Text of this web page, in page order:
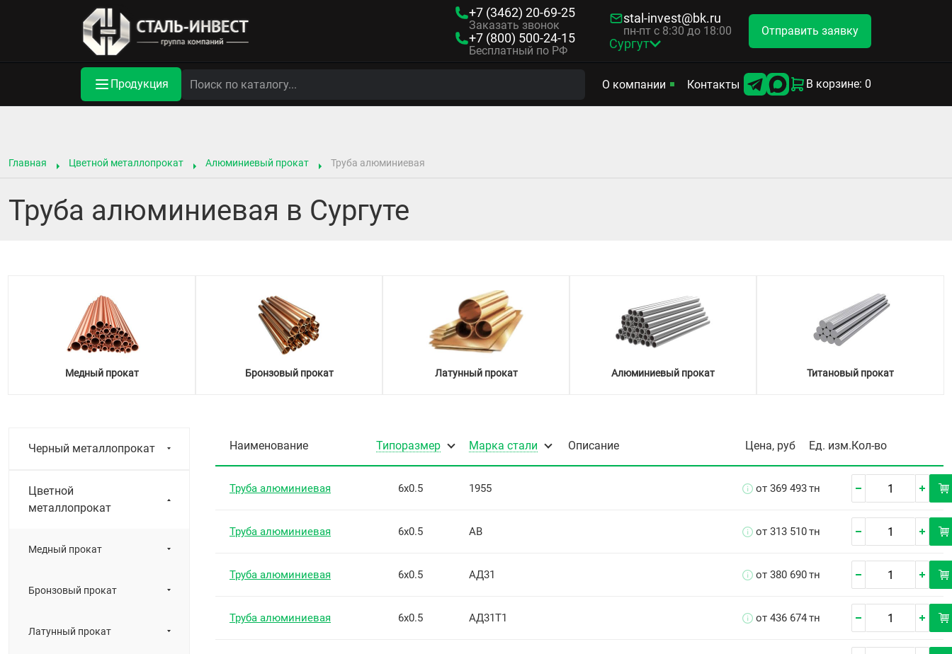
+7 (3462) 20-69-25
Заказать звонок
+7 (800) 500-24-15
Бесплатный по РФ
stal-invest@bk.ru
пн-пт с 8:30 до 18:00
Сургут
Отправить заявку
Продукция О компании Контакты В корзине: 0
Главная Цветной металлопрокат Алюминиевый прокат Труба алюминиевая
Труба алюминиевая в Сургуте
Медный прокат Бронзовый прокат Латунный прокат Алюминиевый прокат Титановый прокат
Черный металлопрокат
Цветной
металлопрокат
Медный прокат
Бронзовый прокат
Латунный прокат
Наименование Типоразмер Марка стали Описание Цена, руб Ед. изм. Кол-во
Труба алюминиевая 6х0.5 1955 от 369 493тн
Труба алюминиевая 6х0.5 АВ от 313 510тн
Труба алюминиевая 6х0.5 АД31 от 380 690тн
Труба алюминиевая 6х0.5 АД31Т1 от 436 674тн